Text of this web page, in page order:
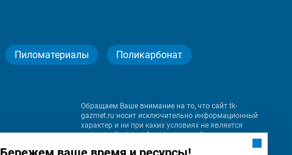
Пиломатериалы Поликарбонат
Обращаем Ваше внимание на то, что сайт tk-
gazmet.ru носит исключительно информационный
характер и ни при каких условиях не является
публичной офертой, определяемой положениями